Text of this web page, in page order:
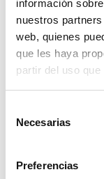
información
nuestros
web, quienes
que les haya
partir del uso
Necesarias
Preferencias
Tipo 1: no
manejarse
Aunque no se
permiten vivir
Insulinas
Educación